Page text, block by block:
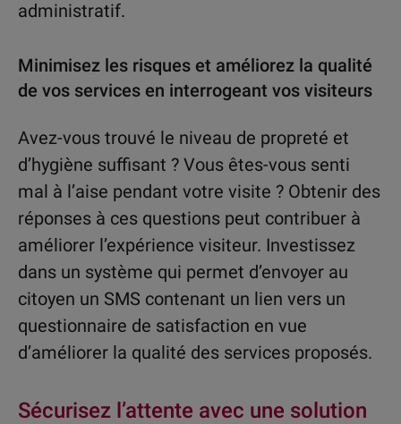
administratif.
Minimisez les risques et améliorez la qualité
de vos services en interrogeant vos visiteurs
Avez-vous trouvé le niveau de propreté et
d’hygiène suffisant ? Vous êtes-vous senti
mal à l’aise pendant votre visite ? Obtenir des
réponses à ces questions peut contribuer à
améliorer l’expérience visiteur. Investissez
dans un système qui permet d’envoyer au
citoyen un SMS contenant un lien vers un
questionnaire de satisfaction en vue
d’améliorer la qualité des services proposés.
Sécurisez l’attente avec une solution